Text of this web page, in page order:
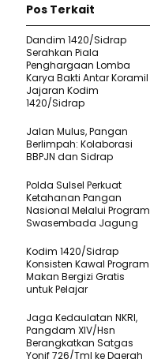
Pos Terkait
Dandim 1420/Sidrap
Serahkan Piala
Penghargaan Lomba
Karya Bakti Antar Koramil
Jajaran Kodim
1420/Sidrap
Jalan Mulus, Pangan
Berlimpah: Kolaborasi
BBPJN dan Sidrap
Polda Sulsel Perkuat
Ketahanan Pangan
Nasional Melalui Program
Swasembada Jagung
Kodim 1420/Sidrap
Konsisten Kawal Program
Makan Bergizi Gratis
untuk Pelajar
Jaga Kedaulatan NKRI,
Pangdam XIV/Hsn
Berangkatkan Satgas
Yonif 726/Tml ke Daerah